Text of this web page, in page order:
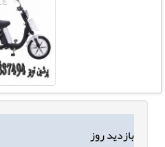
بازدید روز